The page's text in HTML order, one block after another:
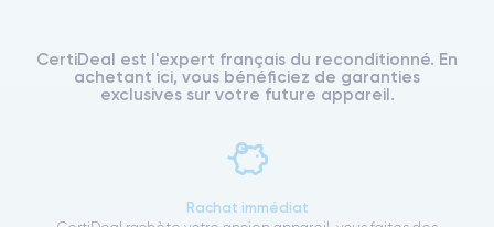
CertiDeal est l'expert français du reconditionné. En
achetant ici, vous bénéficiez de garanties
exclusives sur votre future appareil.
Rachat immédiat